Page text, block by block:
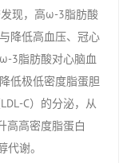
现，高ω-3脂肪酸
降低高血压、冠心
3脂肪酸对心脑血
低极低密度脂蛋胆
C）的分泌，从
高高密度脂蛋白
代谢。